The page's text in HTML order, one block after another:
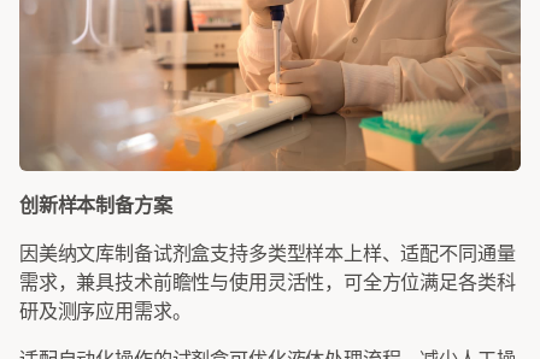
创新样本制备方案
因美纳文库制备试剂盒支持多类型样本上样、适配不同通量
需求，兼具技术前瞻性与使用灵活性，可全方位满足各类科
研及测序应用需求。